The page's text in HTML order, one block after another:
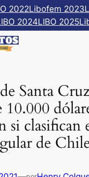
2022Libofem 2023
2024LIBO 2025
Santa
si clasifican
de